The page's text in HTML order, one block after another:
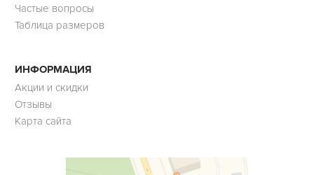
Частые вопросы
Таблица размеров
ИНФОРМАЦИЯ
Акции и скидки
Отзывы
Карта сайта